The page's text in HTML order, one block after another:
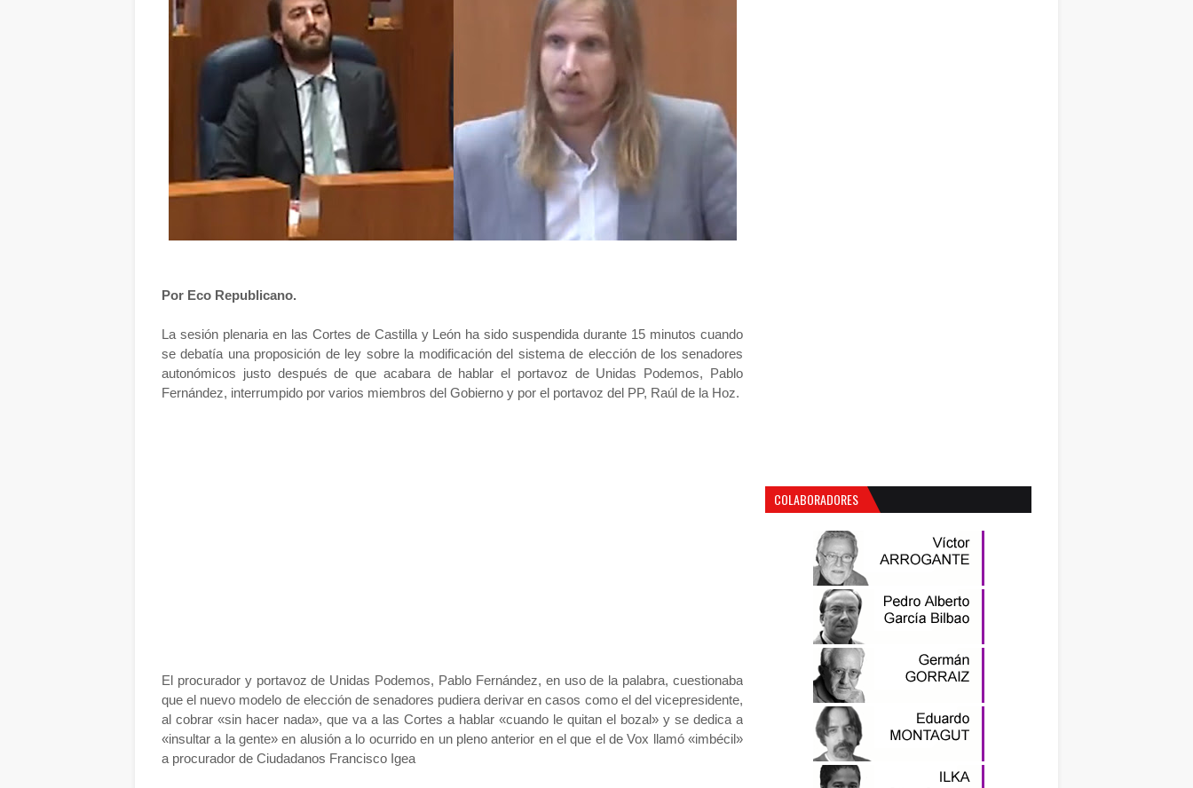
Por Eco Republicano.
La sesión plenaria en las Cortes de Castilla y León ha sido suspendida durante 15 minutos cuando
se debatía una proposición de ley sobre la modificación del sistema de elección de los senadores
autonómicos justo después de que acabara de hablar el portavoz de Unidas Podemos, Pablo
Fernández, interrumpido por varios miembros del Gobierno y por el portavoz del PP, Raúl de la Hoz.
El procurador y portavoz de Unidas Podemos, Pablo Fernández, en uso de la palabra, cuestionaba
que el nuevo modelo de elección de senadores pudiera derivar en casos como el del vicepresidente,
al cobrar «sin hacer nada», que va a las Cortes a hablar «cuando le quitan el bozal» y se dedica a
«insultar a la gente» en alusión a lo ocurrido en un pleno anterior en el que el de Vox llamó «imbécil»
a procurador de Ciudadanos Francisco Igea
COLABORADORES